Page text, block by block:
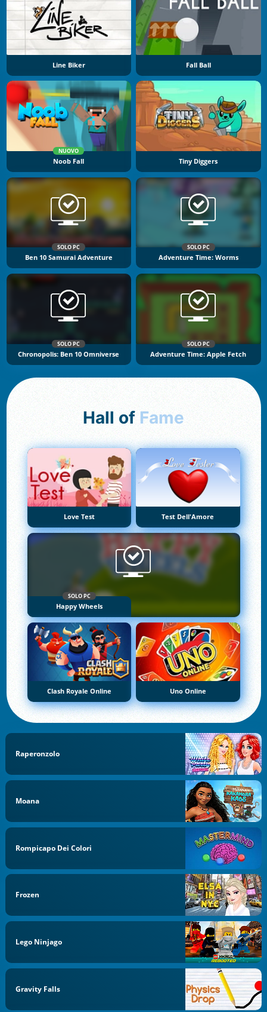
Line Biker Fall Ball
NUOVO
Noob Fall Tiny Diggers
SOLO PC
Ben 10 Samurai Adventure
SOLO PC
Adventure Time: Worms
SOLO PC
Chronopolis: Ben 10 Omniverse
SOLO PC
Adventure Time: Apple Fetch
Hall of Fame
Love Test Test Dell'Amore
SOLO PC
Happy Wheels
Clash Royale Online Uno Online
Raperonzolo
Moana
Rompicapo Dei Colori
Frozen
Lego Ninjago
Gravity Falls